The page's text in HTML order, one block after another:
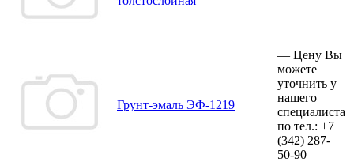
Грунт-эмаль ЭФ-1219
— Цену Вы
можете
уточнить у
нашего
специалиста
по тел.: +7
(342) 287-
50-90